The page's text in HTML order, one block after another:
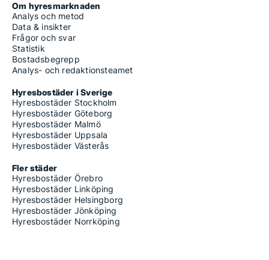
Om hyresmarknaden
Analys och metod
Data & insikter
Frågor och svar
Statistik
Bostadsbegrepp
Analys- och redaktionsteamet
Hyresbostäder i Sverige
Hyresbostäder Stockholm
Hyresbostäder Göteborg
Hyresbostäder Malmö
Hyresbostäder Uppsala
Hyresbostäder Västerås
Fler städer
Hyresbostäder Örebro
Hyresbostäder Linköping
Hyresbostäder Helsingborg
Hyresbostäder Jönköping
Hyresbostäder Norrköping